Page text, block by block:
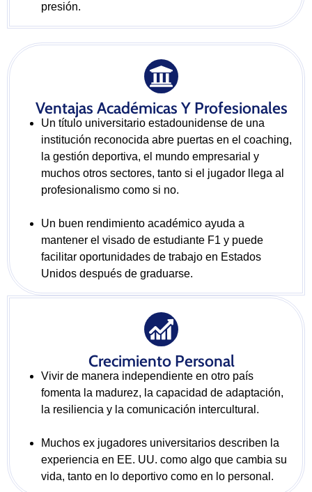
presión.
Ventajas Académicas Y Profesionales
Un título universitario estadounidense de una
institución reconocida abre puertas en el coaching,
la gestión deportiva, el mundo empresarial y
muchos otros sectores, tanto si el jugador llega al
profesionalismo como si no.
Un buen rendimiento académico ayuda a
mantener el visado de estudiante F1 y puede
facilitar oportunidades de trabajo en Estados
Unidos después de graduarse.
Crecimiento Personal
Vivir de manera independiente en otro país
fomenta la madurez, la capacidad de adaptación,
la resiliencia y la comunicación intercultural.
Muchos ex jugadores universitarios describen la
experiencia en EE. UU. como algo que cambia su
vida, tanto en lo deportivo como en lo personal.